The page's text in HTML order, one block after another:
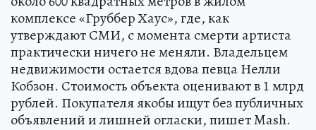
комплексе «Груббер Хаус», где, как
утверждают СМИ, с момента смерти артиста
практически ничего не меняли. Владельцем
недвижимости остается вдова певца Нелли
Кобзон. Стоимость объекта оценивают в 1 млрд
рублей. Покупателя якобы ищут без публичных
объявлений и лишней огласки, пишет Mash.